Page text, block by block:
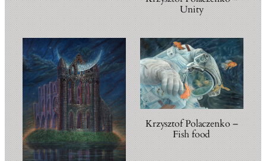
Unity
Krzysztof Polaczenko –
Fish food